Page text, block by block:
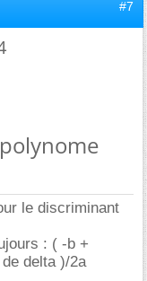
#7
le discriminant
: ( -b +
delta )/2a